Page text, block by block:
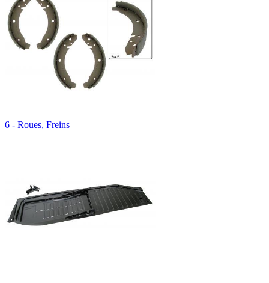
6 - Roues, Freins